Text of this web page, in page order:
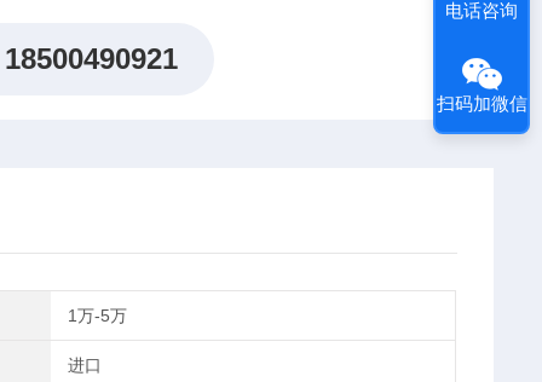
18500490921
1万-5万
进口
电话咨询
扫码加微信